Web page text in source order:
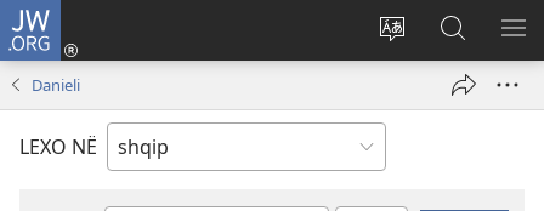
JW.ORG
Ndrysho
Hyr
me
dritare
Kërko
në
JW.ORG
Danieli
LEXO NË